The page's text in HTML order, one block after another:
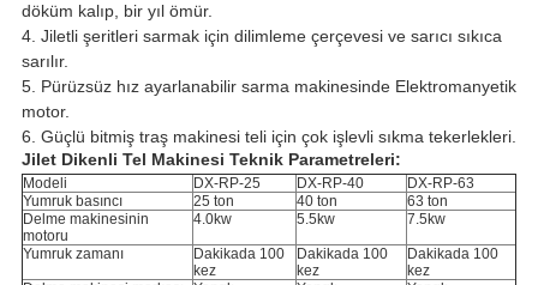
döküm kalıp, bir yıl ömür.
4. Jiletli şeritleri sarmak için dilimleme çerçevesi ve sarıcı sıkıca
sarılır.
5. Pürüzsüz hız ayarlanabilir sarma makinesinde Elektromanyetik
motor.
6. Güçlü bitmiş traş makinesi teli için çok işlevli sıkma tekerlekleri.
Jilet Dikenli Tel Makinesi Teknik Parametreleri:
Modeli DX-RP-25 DX-RP-40
DX-RP-63
Yumruk basıncı
25 ton 40 ton
63 ton
Delme makinesinin
motoru
4.0kw 5.5kw 7.5kw
Yumruk zamanı
Dakikada 100
kez
Dakikada 100
kez
Dakikada 100
kez